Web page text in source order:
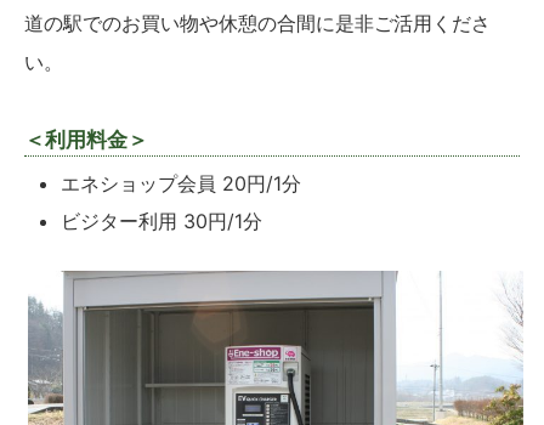
道の駅でのお買い物や休憩の合間に是非ご活用くださ
い。
＜利用料金＞
エネショップ会員 20円/1分
ビジター利用 30円/1分